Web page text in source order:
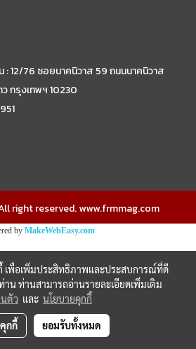
: 12/76 ซอยนาคนิวาส 59ถนนนาคนิวาส
กรุงเทพฯ 10230
right reserved. www.frmmag.com
by MakeWebEasy.com
เพื่อเพิ่มประสิทธิภาพและประสบการณ์ที่ดี
าน ท่านสามารถอ่านรายละเอียดเพิ่มเติม
ตัว และ นโยบายคุกกี้
กกี้ ยอมรับทั้งหมด